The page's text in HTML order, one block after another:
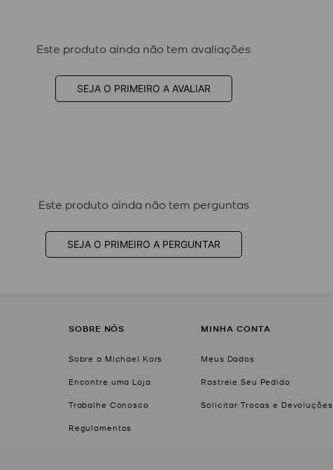
Este produto ainda não tem avaliações
SEJA O PRIMEIRO A AVALIAR
Este produto ainda não tem perguntas
SEJA O PRIMEIRO A PERGUNTAR
SOBRE NÓS
Sobre a Michael Kors
Encontre uma Loja
Trabalhe Conosco
Regulamentos
MINHA CONTA
Meus Dados
Rastreie Seu Pedido
Solicitar Trocas e Devoluções